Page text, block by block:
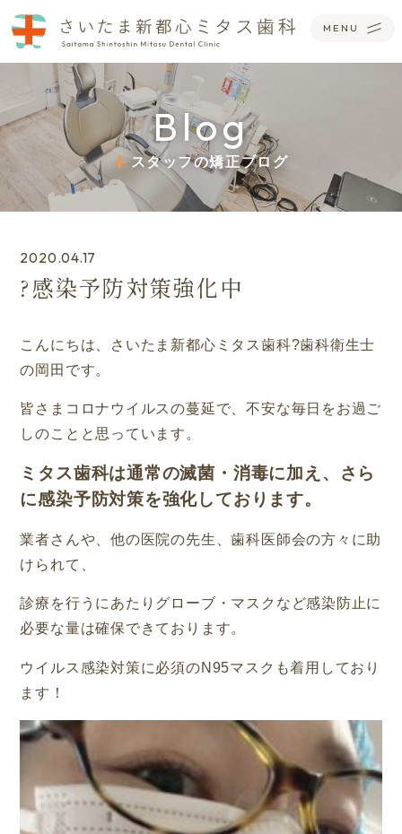
Blog
スタッフの矯正ブログ
2020.04.17
?感染予防対策強化中
こんにちは 、さいたま新都心ミタス歯科?歯科衛生士
の岡田です。
皆さまコロナウイルスの蔓延で、不安な毎日をお過ご
しのことと思っています。
ミタス歯科は通常の滅菌・消毒に加え、さら
に感染予防対策を強化しております。
業者さんや、他の医院の先生、歯科医師会の方々に助
けられて、
診療を行うにあたりグローブ・マスクなど感染防止に
必要な量は確保できております。
ウイルス感染対策に必須のN95マスクも着用しており
ます！